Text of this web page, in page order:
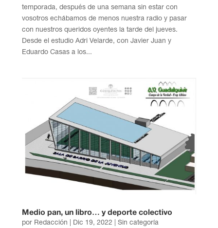
temporada, después de una semana sin estar con
vosotros echábamos de menos nuestra radio y pasar
con nuestros queridos oyentes la tarde del jueves.
Desde el estudio Adri Velarde, con Javier Juan y
Eduardo Casas a los...
Medio pan, un libro… y deporte colectivo
por Redacción Dic 19, 2022 | Sin categoría